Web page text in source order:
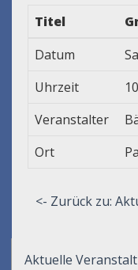
Titel
Datum
Uhrzeit
Veranstalter
Ort
<- Zurück zu:
Aktuelle